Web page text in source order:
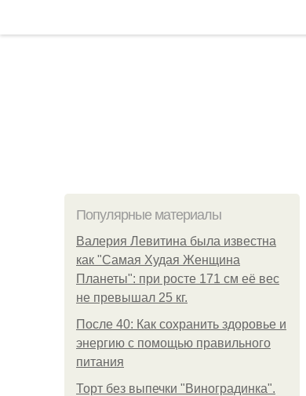
Популярные материалы
Валерия Левитина была известна
как "Самая Худая Женщина
Планеты": при росте 171 см её вес
не превышал 25 кг.
После 40: Как сохранить здоровье и
энергию с помощью правильного
питания
Торт без выпечки "Виноградинка".